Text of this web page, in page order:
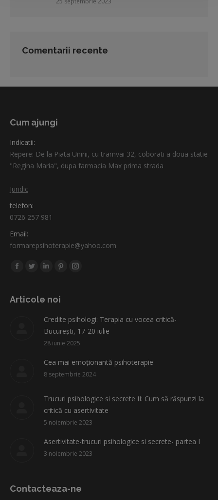
Comentarii recente
Cum ajungi
Indicatii:
Repere: De la Piata Unirii, cu tramvai 32, coborati a doua statie
"Regina Maria", dupa farmacia Max prima strada
Juridic
telefon:
0726 257 981
Email:
formarepsihoterapie@yahoo.com
Find us on:
Facebook
opens
Twitter
opens
window
Linkedin
opens
new
window
Pinterest
opens
new
window
Instagram
new
window
Articole noi
Credite psihologi: Terapia cu vocea critică-
București, 17-20 iulie
28 iunie 2025
Cea mai emoționantă psihoterapie
8 septembrie 2024
Trucuri psihologice si secrete II: Cum să răspunzi la
critică cu asertivitate
5 noiembrie 2023
Asertivitate-trucuri psihologice si secrete- partea I
3 noiembrie 2023
Contacteaza-ne